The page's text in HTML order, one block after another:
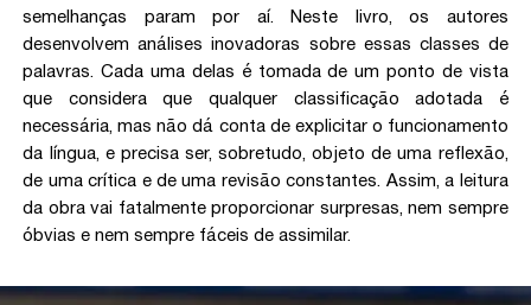
semelhanças param por aí. Neste livro, os autores
desenvolvem análises inovadoras sobre essas classes de
palavras. Cada uma delas é tomada de um ponto de vista
que considera que qualquer classificação adotada é
necessária, mas não dá conta de explicitar o funcionamento
da língua, e precisa ser, sobretudo, objeto de uma reflexão,
de uma crítica e de uma revisão constantes. Assim, a leitura
da obra vai fatalmente proporcionar surpresas, nem sempre
óbvias e nem sempre fáceis de assimilar.